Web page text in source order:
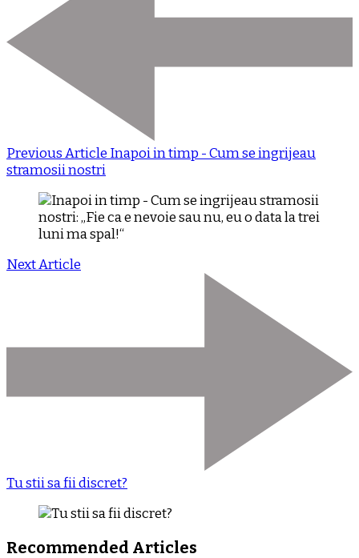
Previous Article Inapoi in timp - Cum se ingrijeau
stramosii nostri
Next Article
Tu stii sa fii discret?
Recommended Articles